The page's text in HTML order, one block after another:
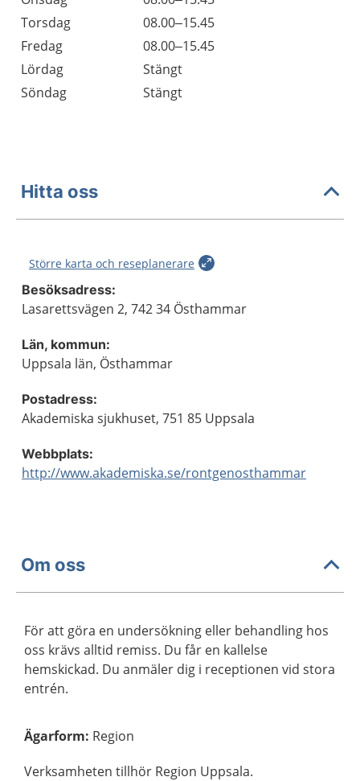
Torsdag
08.00–15.45
Fredag
08.00–15.45
Lördag
Stängt
Söndag
Stängt
Hitta oss
Större karta och reseplanerare
Besöksadress:
Lasarettsvägen 2, 742 34 Östhammar
Län, kommun:
Uppsala län, Östhammar
Postadress:
Akademiska sjukhuset, 751 85 Uppsala
Webbplats:
http://www.akademiska.se/rontgenosthammar
Om oss
För att göra en undersökning eller behandling hos
oss krävs alltid remiss. Du får en kallelse
hemskickad. Du anmäler dig i receptionen vid stora
entrén.
Ägarform: Region
Verksamheten tillhör Region Uppsala.